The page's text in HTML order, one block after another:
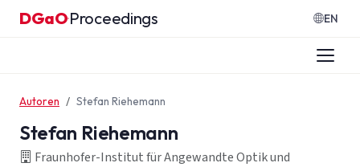
Zum Inhalt springen
DGaO·Proceedings EN
Autoren Stefan Riehemann
Stefan Riehemann
Fraunhofer-Institut für Angewandte Optik und